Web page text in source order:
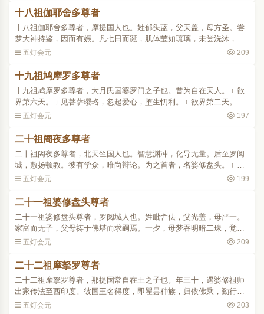
十八祖伽耶舍多尊者
十八祖伽耶舍多尊者，摩提国人也。姓郁头蓝，父天盖，母方圣。尝
梦大神持鉴，因而有娠。凡七日而诞，肌体莹如琉璃，未尝洗沐，自
然香洁。幼好闲静，语非常童。持鉴出游，遇难提尊者。得度后，领
五灯会元 209
十九祖鸠摩罗多尊者
十九祖鸠摩罗多尊者，大月氏国婆罗门之子也。昔为自在天人。﹝欲
界第六天。﹞见菩萨璎珞，忽起爱心，堕生忉利。﹝欲界第二天。﹞
闻憍尸迦说般若波罗蜜多，以法胜故，升于梵天色界。以根利故，善
五灯会元 197
二十祖阇夜多尊者
二十祖阇夜多尊者，北天竺国人也。智慧渊冲，化导无量。后至罗阅
城，敷扬顿教。彼有学众，唯尚辩论。为之首者，名婆修盘头。﹝此
云遍行。﹞常一食不卧，六时礼佛，清净无欲，为众所归。祖将欲度
五灯会元 199
二十一祖婆修盘头尊者
二十一祖婆修盘头尊者，罗阅城人也。姓毗舍佉，父光盖，母严一。
家富而无子，父母祷于佛塔而求嗣焉。一夕，母梦吞明暗二珠，觉而
有孕。经七日，有一罗汉名贤众至其家，光盖设礼，贤众端坐受之。
五灯会元 209
二十二祖摩拏罗尊者
二十二祖摩拏罗尊者，那提国常自在王之子也。年三十，遇婆修祖师
出家传法至西印度。彼国王名得度，即瞿昙种族，归依佛乘，勤行精
进。一日，于行道处，现一小塔，欲取供养，众莫能举。王即大会梵
五灯会元 203